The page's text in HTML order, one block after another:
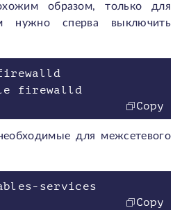
образом, только для
сперва выключить
Copy
для межсетевого
Copy